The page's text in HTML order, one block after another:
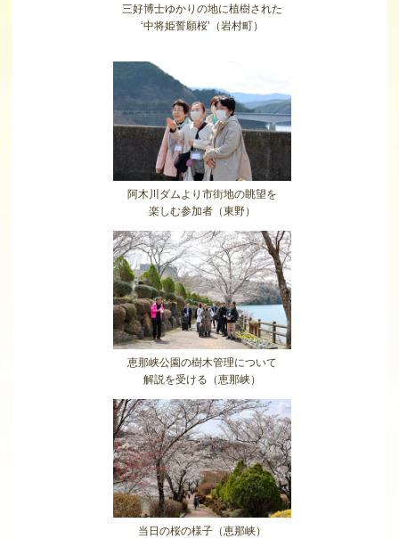
三好博士ゆかりの地に植樹された
‘中将姫誓願桜’（岩村町）
阿木川ダムより市街地の眺望を
楽しむ参加者（東野）
恵那峡公園の樹木管理について
解説を受ける（恵那峡）
当日の桜の様子（恵那峡）